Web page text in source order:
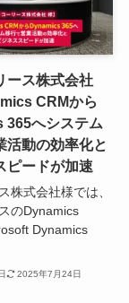
ース株式会社
CRMから
365へシステム
活動の効率化と
ピードが加速
株式会社様では、
のDynamics
Dynamics
2025年7月24日